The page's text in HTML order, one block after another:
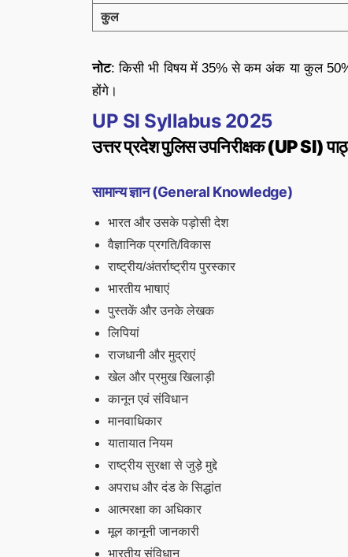
कुल
नोट: किसी भी विषय में 35% से कम अंक या कुल
होंगे।
UP SI Syllabus 2025
उत्तर प्रदेश पुलिस उपनिरीक्षक (UP SI)
सामान्य ज्ञान (General Knowledge)
भारत और उसके पड़ोसी देश
वैज्ञानिक प्रगति/विकास
राष्ट्रीय/अंतर्राष्ट्रीय पुरस्कार
भारतीय भाषाएं
पुस्तकें और उनके लेखक
लिपियां
राजधानी और मुद्राएं
खेल और प्रमुख खिलाड़ी
कानून एवं संविधान
मानवाधिकार
यातायात नियम
राष्ट्रीय सुरक्षा से जुड़े मुद्दे
अपराध और दंड के सिद्धांत
आत्मरक्षा का अधिकार
मूल कानूनी जानकारी
भारतीय संविधान